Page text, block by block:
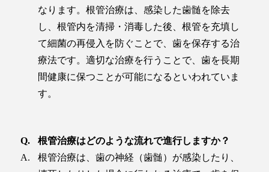
なります。根管治療は、感染した歯髄を除去
し、根管内を清掃・消毒した後、根管を充填し
て細菌の再侵入を防ぐことで、歯を保存する治
療法です。適切な治療を行うことで、歯を長期
間健康に保つことが可能になるといわれていま
す。
根管治療はどのような流れで進行しますか？
根管治療は、歯の神経（歯髄）が感染したり、